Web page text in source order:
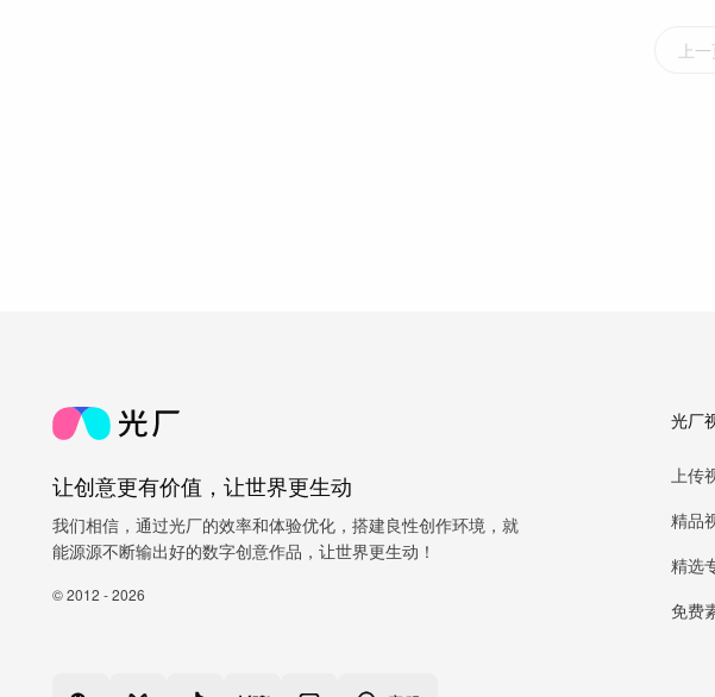
上
让创意更有价值，让世界更生动
我们相信，通过光厂的效率和体验优化，搭建良性创作环境，就
能源源不断输出好的数字创意作品，让世界更生动！
© 2012 - 2026
光厂
上传
精品
精选
免费